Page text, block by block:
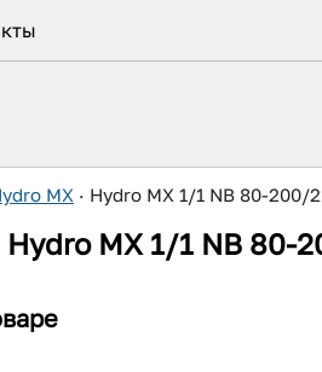
MX · Hydro MX 1/1 NB 80-200/
MX 1/1 NB 80-